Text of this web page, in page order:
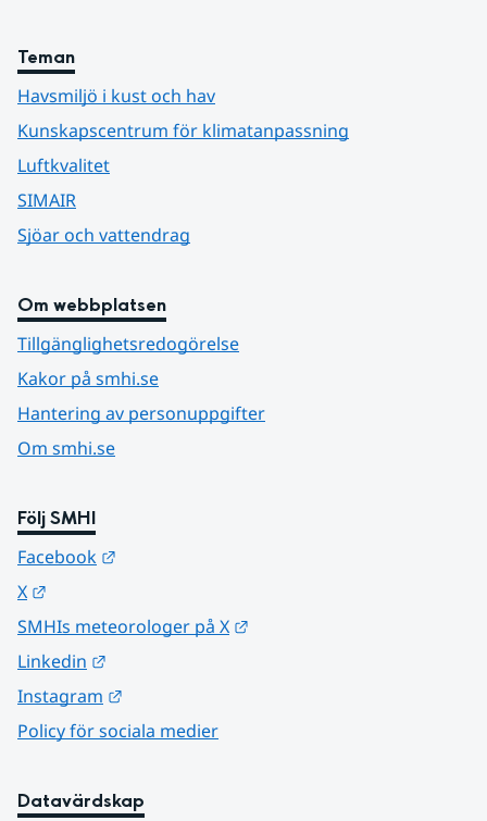
Teman
Havsmiljö i kust och hav
Kunskapscentrum för klimatanpassning
Luftkvalitet
SIMAIR
Sjöar och vattendrag
Om webbplatsen
Tillgänglighetsredogörelse
Kakor på smhi.se
Hantering av personuppgifter
Om smhi.se
Följ SMHI
Facebook
X
SMHIs meteorologer på X
Linkedin
Instagram
Policy för sociala medier
Datavärdskap